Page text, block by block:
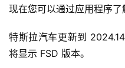
现在您可以通过应用程序了
特斯拉汽车更新到
将显示 FSD 版本。